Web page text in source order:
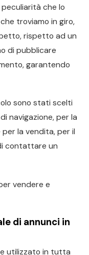
che lo
troviamo in giro,
rispetto ad un
di pubblicare
garantendo
sono stati scelti
navigazione, per la
la vendita, per il
contattare un
vendere e
di annunci in
utilizzato in tutta